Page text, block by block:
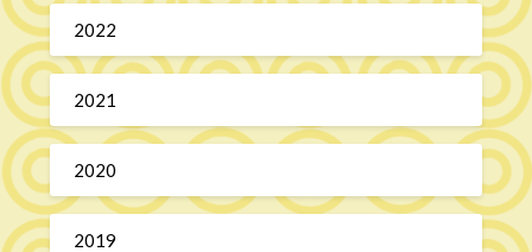
2022
2021
2020
2019